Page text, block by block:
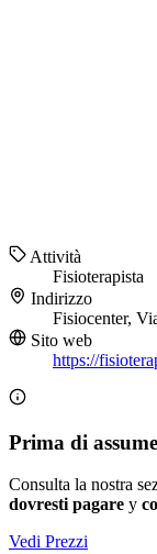
Attività
Fisioterapista
Indirizzo
Fisiocenter,
Sito web
https://
Prima di
Consulta la nostra
dovresti pagare y
Vedi Prezzi